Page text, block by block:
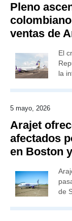
Pleno
ventas de
El
la
5 mayo, 2026
Arajet
afectados
en Boston
de